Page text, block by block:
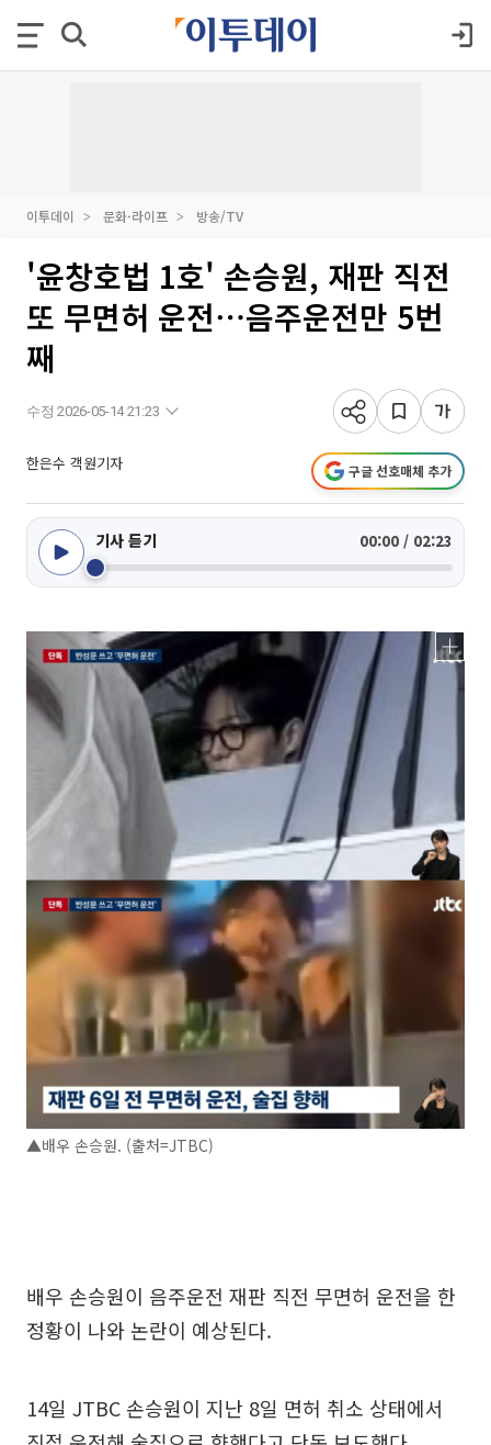
이투데이 문화·라이프 방송/TV
'윤창호법 1호' 손승원, 재판 직전
또 무면허 운전⋯음주운전만 5번
째
수정 2026-05-14 21:23
한은수 객원기자 구글 선호매체 추가
기사 듣기 00:00 / 02:23
▲배우 손승원. (출처=JTBC)
배우 손승원이 음주운전 재판 직전 무면허 운전을 한
정황이 나와 논란이 예상된다.
14일 JTBC 손승원이 지난 8일 면허 취소 상태에서